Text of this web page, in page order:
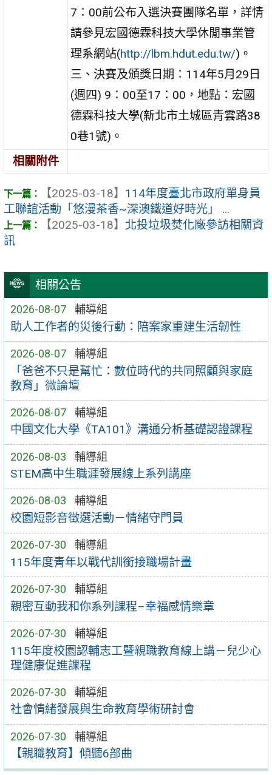
相關公告
2026-08-07 輔導組
助人工作者的災後行動：陪案家重建生活韌性
2026-08-07 輔導組
「爸爸不只是幫忙：數位時代的共同照顧與家庭
教育」微論壇
2026-08-07 輔導組
中國文化大學《TA101》溝通分析基礎認證課程
2026-08-03 輔導組
STEM高中生職涯發展線上系列講座
2026-08-03 輔導組
校園短影音徵選活動－情緒守門員
2026-07-30 輔導組
115年度青年以戰代訓銜接職場計畫
2026-07-30 輔導組
親密互動我和你系列課程–幸福感情樂章
2026-07-30 輔導組
115年度校園認輔志工暨親職教育線上講－兒少心
理健康促進課程
2026-07-30 輔導組
社會情緒發展與生命教育學術研討會
2026-07-30 輔導組
【親職教育】傾聽6部曲
7：00前公布入選決賽團隊名單，詳情
請參見宏國德霖科技大學休閒事業管
理系網站(http://lbm.hdut.edu.tw/)。
三、決賽及頒獎日期：114年5月29日
(週四) 9：00至17：00，地點：宏國
德霖科技大學(新北市土城區青雲路38
0巷1號)。
相關附件
【2025-03-18】 114年度臺北市政府單身員
工聯誼活動「悠漫茶香~深澳鐵道好時光」 ...
【2025-03-18】 北投垃圾焚化廠參訪相關資
訊